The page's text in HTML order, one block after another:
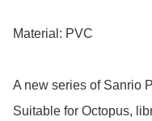
Material: PVC
A new series of Sanrio
Suitable for Octopus,